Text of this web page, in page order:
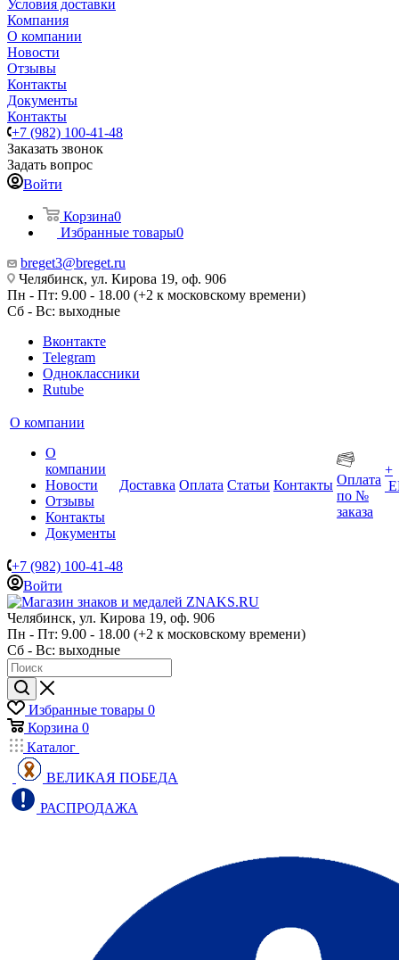
Условия доставки
Компания
О компании
Новости
Отзывы
Контакты
Документы
Контакты
+7 (982) 100-41-48
Заказать звонок
Задать вопрос
Войти
Корзина0
Избранные товары0
breget3@breget.ru
Челябинск, ул. Кирова 19, оф. 906
Пн - Пт: 9.00 - 18.00 (+2 к московскому времени)
Сб - Вс: выходные
Вконтакте
Telegram
Одноклассники
Rutube
О компании
О
компании
Новости
Отзывы
Контакты
Документы
Доставка Оплата Статьи Контакты Оплата
по №
заказа
+
+7 (982) 100-41-48
Войти
Челябинск, ул. Кирова 19, оф. 906
Пн - Пт: 9.00 - 18.00 (+2 к московскому времени)
Сб - Вс: выходные
Избранные товары 0
Корзина 0
Каталог
ВЕЛИКАЯ ПОБЕДА
РАСПРОДАЖА